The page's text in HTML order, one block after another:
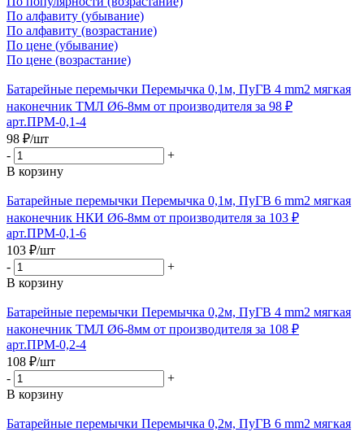
По алфавиту (убывание)
По алфавиту (возрастание)
По цене (убывание)
По цене (возрастание)
Батарейные перемычки Перемычка 0,1м, ПуГВ 4 mm2 мягкая
наконечник ТМЛ Ø6-8мм от производителя за 98 ₽
арт.ПРМ-0,1-4
98 ₽/шт
-
+
В корзину
Батарейные перемычки Перемычка 0,1м, ПуГВ 6 mm2 мягкая
наконечник НКИ Ø6-8мм от производителя за 103 ₽
арт.ПРМ-0,1-6
103 ₽/шт
-
+
В корзину
Батарейные перемычки Перемычка 0,2м, ПуГВ 4 mm2 мягкая
наконечник ТМЛ Ø6-8мм от производителя за 108 ₽
арт.ПРМ-0,2-4
108 ₽/шт
-
+
В корзину
Батарейные перемычки Перемычка 0,2м, ПуГВ 6 mm2 мягкая